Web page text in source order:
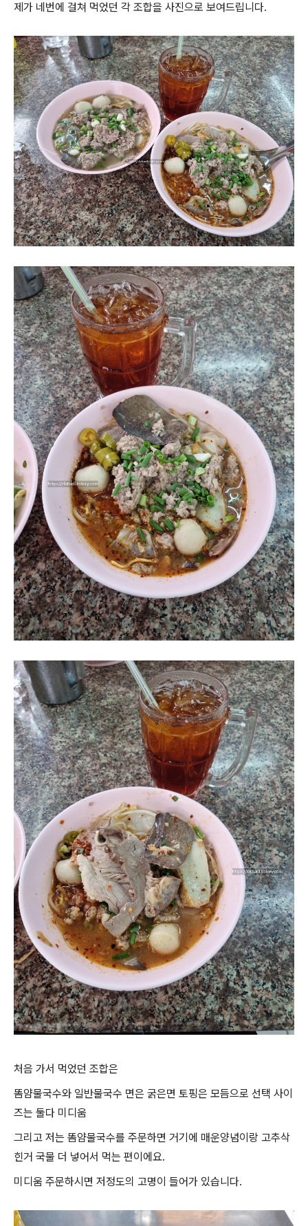
제가 네번에 걸쳐 먹었던 각 조합을 사진으로 보여드립니다.
처음 가서 먹었던 조합은
똠얌물국수와 일반물국수 면은 굵은면 토핑은 모듬으로 선택 사이
즈는 둘다 미디움
그리고 저는 똠얌물국수를 주문하면 거기에 매운양념이랑 고추삭
힌거 국물 더 넣어서 먹는 편이에요.
미디움 주문하시면 저정도의 고명이 들어가 있습니다.